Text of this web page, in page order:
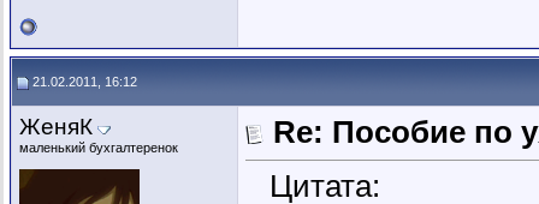
21.02.2011, 16:12
ЖеняК
маленький бухгалтеренок
Re: Пособие по
Цитата: